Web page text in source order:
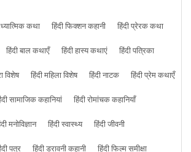
कथा हिंदी फिक्शन कहानी
हिंदी प्रेरक कथा
हिंदी बाल कथाएँ हिंदी हास्य कथाएं
हिंदी पत्रिका
विशेष हिंदी महिला विशेष हिंदी नाटक
हिंदी प्रेम कथाएँ
सामाजिक कहानियां
हिंदी रोमांचक कहानियाँ
मनोविज्ञान हिंदी स्वास्थ्य
हिंदी जीवनी
पत्र हिंदी डरावनी कहानी
हिंदी फिल्म समीक्षा